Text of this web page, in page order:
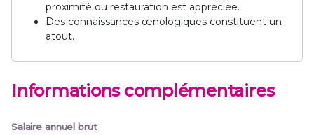
proximité ou restauration est appréciée.
Des connaissances œnologiques constituent un
atout.
Informations complémentaires
Salaire annuel brut